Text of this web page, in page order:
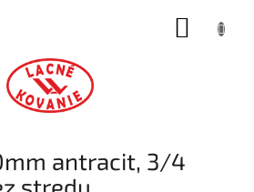
antracit, 3/4